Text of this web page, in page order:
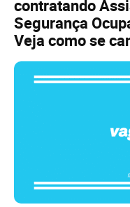
contratando
Segurança
Veja como se